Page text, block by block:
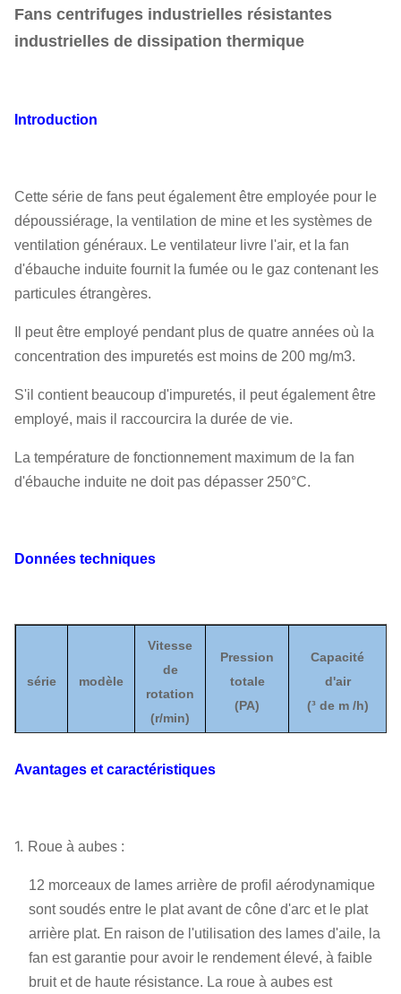
Fans centrifuges industrielles résistantes
industrielles de dissipation thermique
Introduction
Cette série de fans peut également être employée pour le
dépoussiérage, la ventilation de mine et les systèmes de
ventilation généraux. Le ventilateur livre l'air, et la fan
d'ébauche induite fournit la fumée ou le gaz contenant les
particules étrangères.
Il peut être employé pendant plus de quatre années où la
concentration des impuretés est moins de 200 mg/m3.
S'il contient beaucoup d'impuretés, il peut également être
employé, mais il raccourcira la durée de vie.
La température de fonctionnement maximum de la fan
d'ébauche induite ne doit pas dépasser 250°C.
Données techniques
série modèle
Vitesse
de
rotation
(r/min)
Pression
totale
(PA)
Capacité
d'air
(³ de m /h)
Avantages et caractéristiques
1. Roue à aubes :
12 morceaux de lames arrière de profil aérodynamique
sont soudés entre le plat avant de cône d'arc et le plat
arrière plat. En raison de l'utilisation des lames d'aile, la
fan est garantie pour avoir le rendement élevé, à faible
bruit et de haute résistance. La roue à aubes est